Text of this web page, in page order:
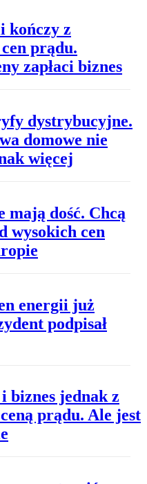
kończy z
prądu.
zapłaci biznes
dystrybucyjne.
domowe nie
więcej
mają dość. Chcą
wysokich cen
energii już
podpisał
biznes jednak z
prądu. Ale jest